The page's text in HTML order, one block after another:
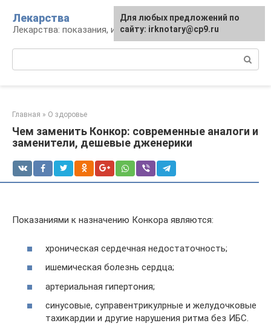
контенту
Лекарства
Лекарства: показания, инструкция, аналоги
Главная » О здоровье
Чем заменить Конкор: современные аналоги и
заменители, дешевые дженерики
Показаниями к назначению Конкора являются:
хроническая сердечная недостаточность;
ишемическая болезнь сердца;
артериальная гипертония;
синусовые, суправентрикулрные и желудочковые
тахикардии и другие нарушения ритма без ИБС.
Для любых предложений по
сайту: irknotary@cp9.ru